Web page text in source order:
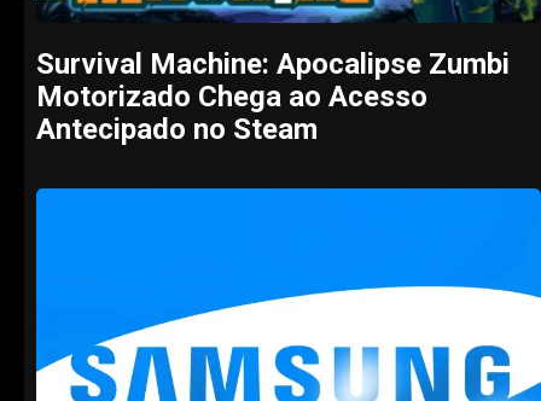
Survival Machine: Apocalipse Zumbi
Motorizado Chega ao Acesso
Antecipado no Steam